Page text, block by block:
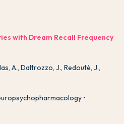
with Dream Recall Frequency
A., Daltrozzo, J., Redouté, J.,